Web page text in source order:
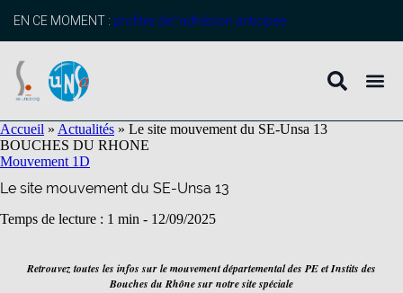
principal
EN CE MOMENT : profitez de l’adhésion anticipée
Accueil » Actualités » Le site mouvement du SE-Unsa 13
BOUCHES DU RHONE
Mouvement 1D
Le site mouvement du SE-Unsa 13
Temps de lecture : 1 min - 12/09/2025
Retrouvez toutes les infos sur le mouvement départemental des PE et Instits des
Bouches du Rhône sur notre site spéciale